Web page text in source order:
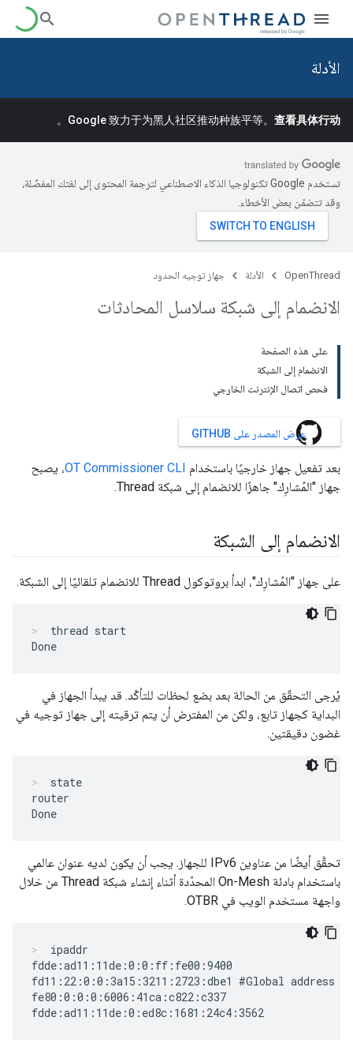
الأدلة
Google 致力于为黑人社区推动种族平等。 查看具体行动
。
تستخدم Google تكنولوجيا الذكاء الاصطناعي لترجمة المحتوى إلى لغتك المفضّلة،
وقد تتضمّن بعض الأخطاء.
OpenThread الأدلة جهاز توجيه الحدود
الانضمام إلى شبكة سلاسل المحادثات
على هذه الصفحة
الانضمام إلى الشبكة
فحص اتصال الإنترنت الخارجي
عرض المصدر على GITHUB
بعد تفعيل جهاز خارجيًا باستخدام OT Commissioner CLI، يصبح
جهاز "المُشارِك" جاهزًا للانضمام إلى شبكة Thread.
الانضمام إلى الشبكة
على جهاز "المُشارِك"، ابدأ بروتوكول Thread للانضمام تلقائيًا إلى الشبكة.
thread start
يُرجى التحقّق من الحالة بعد بضع لحظات للتأكّد. قد يبدأ الجهاز في
البداية كجهاز تابع، ولكن من المفترض أن يتم ترقيته إلى جهاز توجيه في
غضون دقيقتين.
state
router
تحقَّق أيضًا من عناوين IPv6 للجهاز. يجب أن يكون لديه عنوان عالمي
باستخدام بادئة On-Mesh المحدّدة أثناء إنشاء شبكة Thread من خلال
واجهة مستخدم الويب في OTBR.
ipaddr
fdde:ad11:11de:0:0:ff:fe00:9400
fd11:22:0:0:3a15:3211:2723:dbe1 #Global address
fe80:0:0:0:6006:41ca:c822:c337